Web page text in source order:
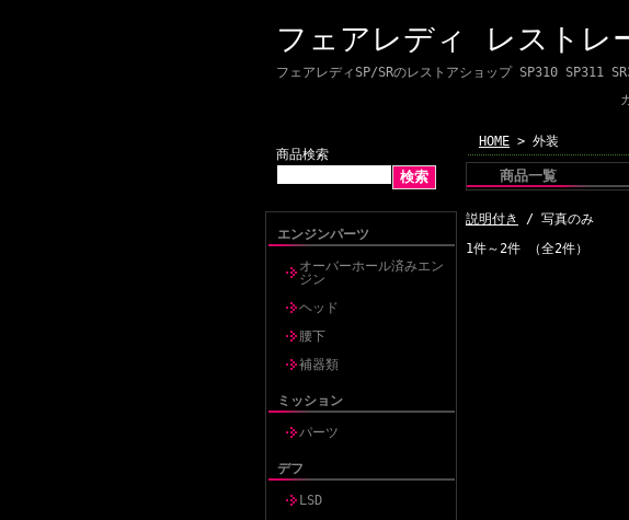
フェアレディ レストレ
フェアレディSP/SRのレストアショップ SP310 SP311
商品検索
エンジンパーツ
オーバーホール済みエン
ジン
ヘッド
腰下
補器類
ミッション
パーツ
デフ
LSD
HOME > 外装
商品一覧
説明付き
/ 写真のみ
1件～2件 （全2件）